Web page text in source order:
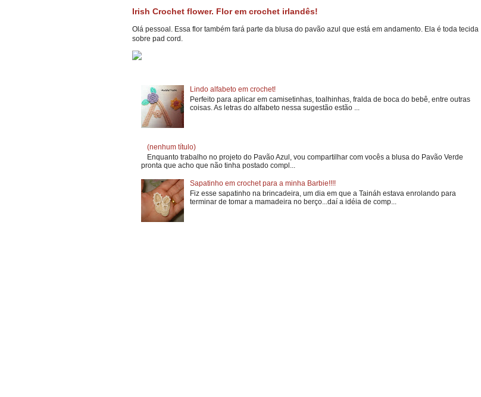
Irish Crochet flower. Flor em crochet irlandês!
Olá pessoal. Essa flor também fará parte da blusa do pavão azul que está em andamento. Ela é toda tecida
sobre pad cord.
Lindo alfabeto em crochet!
Perfeito para aplicar em camisetinhas, toalhinhas, fralda de boca do bebê, entre outras
coisas. As letras do alfabeto nessa sugestão estão ...
(nenhum título)
Enquanto trabalho no projeto do Pavão Azul, vou compartilhar com vocês a blusa do Pavão Verde
pronta que acho que não tinha postado compl...
Sapatinho em crochet para a minha Barbie!!!!
Fiz esse sapatinho na brincadeira, um dia em que a Taináh estava enrolando para
terminar de tomar a mamadeira no berço...daí a idéia de comp...